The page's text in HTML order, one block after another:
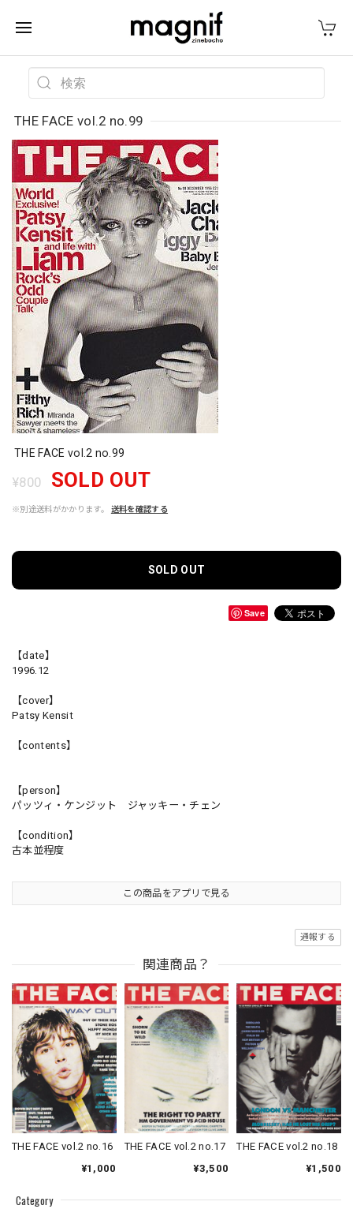
Category
THE FACE vol.2 no.99
THE FACE vol.2 no.99
¥800 SOLD OUT
※別途送料がかかります。 送料を確認する
SOLD OUT
Save
【date】
1996.12
【cover】
Patsy Kensit
【contents】
【person】
パッツィ・ケンジット ジャッキー・チェン
【condition】
古本並程度
この商品をアプリで見る
通報する
関連商品？
THE FACE vol.2 no.16
¥1,000
THE FACE vol.2 no.17
¥3,500
THE FACE vol.2 no.18
¥1,500